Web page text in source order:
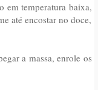
em temperatura baixa,
até encostar no doce,
a massa, enrole os